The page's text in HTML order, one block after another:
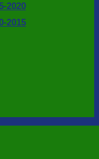
2020
2015